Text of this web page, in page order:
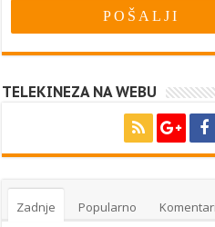
TELEKINEZA NA WEBU
Zadnje Popularno Komentari